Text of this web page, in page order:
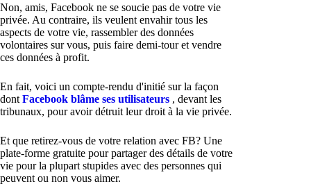
Non, amis, Facebook ne se soucie pas de votre vie
privée. Au contraire, ils veulent envahir tous les
aspects de votre vie, rassembler des données
volontaires sur vous, puis faire demi-tour et vendre
ces données à profit.
En fait, voici un compte-rendu d'initié sur la façon
dont Facebook blâme ses utilisateurs , devant les
tribunaux, pour avoir détruit leur droit à la vie privée.
Et que retirez-vous de votre relation avec FB? Une
plate-forme gratuite pour partager des détails de votre
vie pour la plupart stupides avec des personnes qui
peuvent ou non vous aimer.